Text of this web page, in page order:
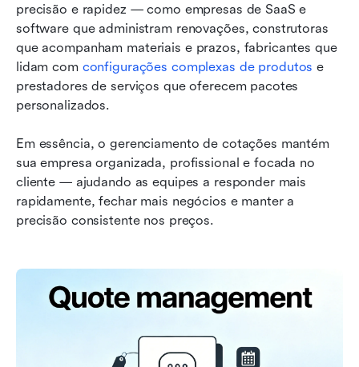
precisão e rapidez — como empresas de SaaS e
software que administram renovações, construtoras
que acompanham materiais e prazos, fabricantes que
lidam com configurações complexas de produtos e
prestadores de serviços que oferecem pacotes
personalizados.
Em essência, o gerenciamento de cotações mantém
sua empresa organizada, profissional e focada no
cliente — ajudando as equipes a responder mais
rapidamente, fechar mais negócios e manter a
precisão consistente nos preços.